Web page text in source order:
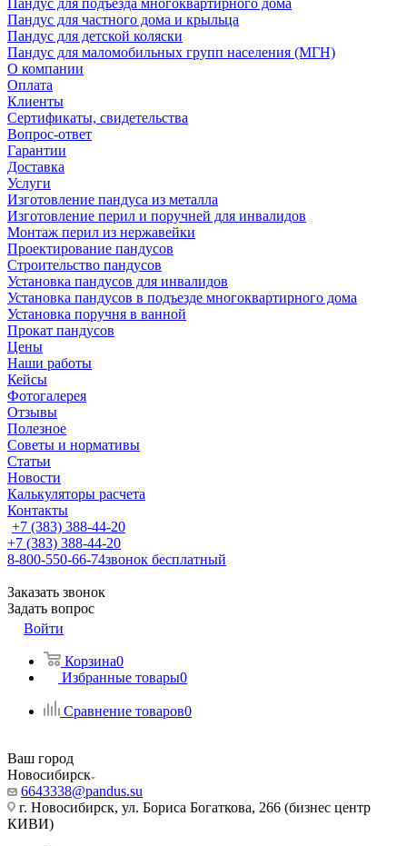
Пандус для подъезда многоквартирного дома
Пандус для частного дома и крыльца
Пандус для детской коляски
Пандус для маломобильных групп населения (МГН)
О компании
Оплата
Клиенты
Сертификаты, свидетельства
Вопрос-ответ
Гарантии
Доставка
Услуги
Изготовление пандуса из металла
Изготовление перил и поручней для инвалидов
Монтаж перил из нержавейки
Проектирование пандусов
Строительство пандусов
Установка пандусов для инвалидов
Установка пандусов в подъезде многоквартирного дома
Установка поручня в ванной
Прокат пандусов
Цены
Наши работы
Кейсы
Фотогалерея
Отзывы
Полезное
Советы и нормативы
Статьи
Новости
Калькуляторы расчета
Контакты
+7 (383) 388-44-20
+7 (383) 388-44-20
8-800-550-66-74звонок бесплатный
Заказать звонок
Задать вопрос
Войти
Корзина0
Избранные товары0
Сравнение товаров0
Ваш город
Новосибирск
6643338@pandus.su
г. Новосибирск, ул. Бориса Богаткова, 266 (бизнес центр
КИВИ)